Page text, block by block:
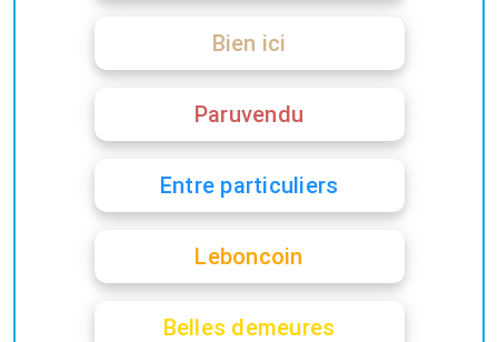
Bien ici
Paruvendu
Entre particuliers
Leboncoin
Belles demeures